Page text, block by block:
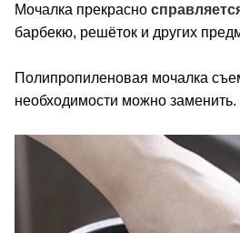
Мочалка прекрасно
барбекю, решёток и других
Полипропиленовая мочалка
необходимости можно заменить.